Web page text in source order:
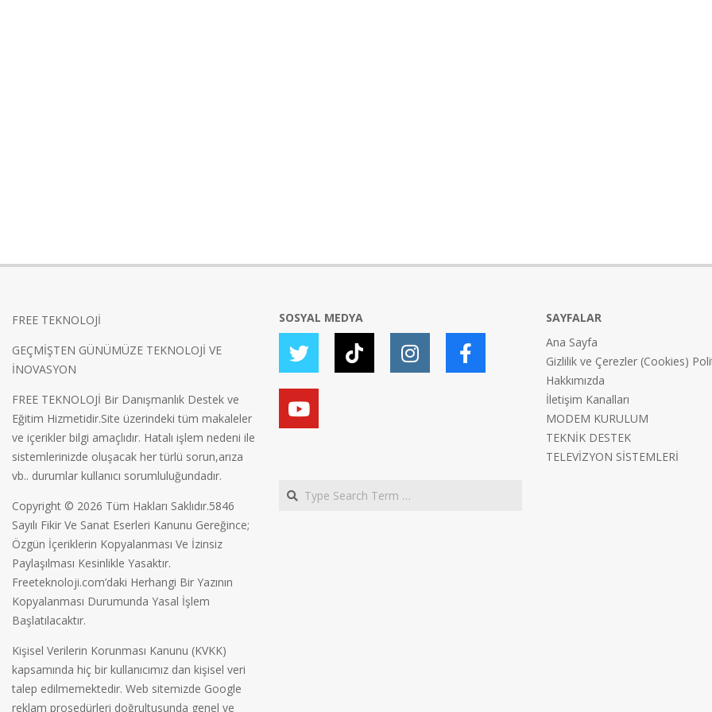
FREE TEKNOLOJİ
GEÇMİŞTEN GÜNÜMÜZE TEKNOLOJİ VE
İNOVASYON
FREE TEKNOLOJİ Bir Danışmanlık Destek ve
Eğitim Hizmetidir.Site üzerindeki tüm makaleler
ve içerikler bilgi amaçlıdır. Hatalı işlem nedeni ile
sistemlerinizde oluşacak her türlü sorun,arıza
vb.. durumlar kullanıcı sorumluluğundadır.
Copyright © 2026 Tüm Hakları Saklıdır.5846
Sayılı Fikir Ve Sanat Eserleri Kanunu Gereğince;
Özgün İçeriklerin Kopyalanması Ve İzinsiz
Paylaşılması Kesinlikle Yasaktır.
Freeteknoloji.com’daki Herhangi Bir Yazının
Kopyalanması Durumunda Yasal İşlem
Başlatılacaktır.
Kişisel Verilerin Korunması Kanunu (KVKK)
kapsamında hiç bir kullanıcımız dan kişisel veri
talep edilmemektedir. Web sitemizde Google
reklam prosedürleri doğrultusunda genel ve
SOSYAL MEDYA
Search
SAYFALAR
Ana Sayfa
Gizlilik ve Çerezler (Cookies)
Hakkımızda
İletişim Kanalları
MODEM KURULUM
TEKNİK DESTEK
TELEVİZYON SİSTEMLERİ